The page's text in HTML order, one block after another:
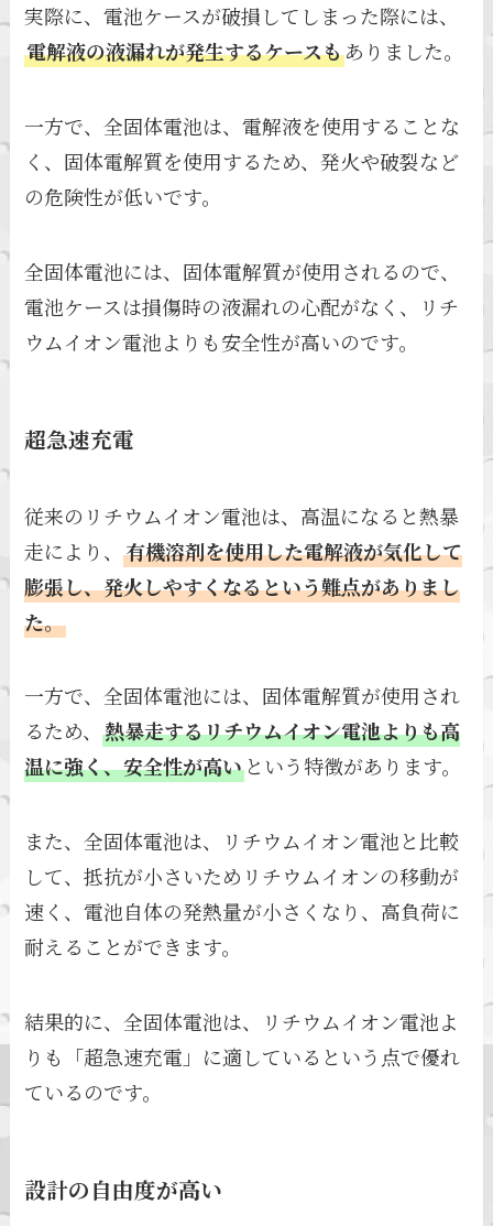
実際に、電池ケースが破損してしまった際には、
電解液の液漏れが発生するケースもありました。
一方で、全固体電池は、電解液を使用することな
く、固体電解質を使用するため、発火や破裂など
の危険性が低いです。
全固体電池には、固体電解質が使用されるので、
電池ケースは損傷時の液漏れの心配がなく、リチ
ウムイオン電池よりも安全性が高いのです。
超急速充電
従来のリチウムイオン電池は、高温になると熱暴
走により、有機溶剤を使用した電解液が気化して
膨張し、発火しやすくなるという難点がありまし
た。
一方で、全固体電池には、固体電解質が使用され
るため、熱暴走するリチウムイオン電池よりも高
温に強く、安全性が高い という特徴があります。
また、全固体電池は、リチウムイオン電池と比較
して、抵抗が小さいためリチウムイオンの移動が
速く、電池自体の発熱量が小さくなり、高負荷に
耐えることができます。
結果的に、全固体電池は、リチウムイオン電池よ
りも「超急速充電」に適しているという点で優れ
ているのです。
設計の自由度が高い